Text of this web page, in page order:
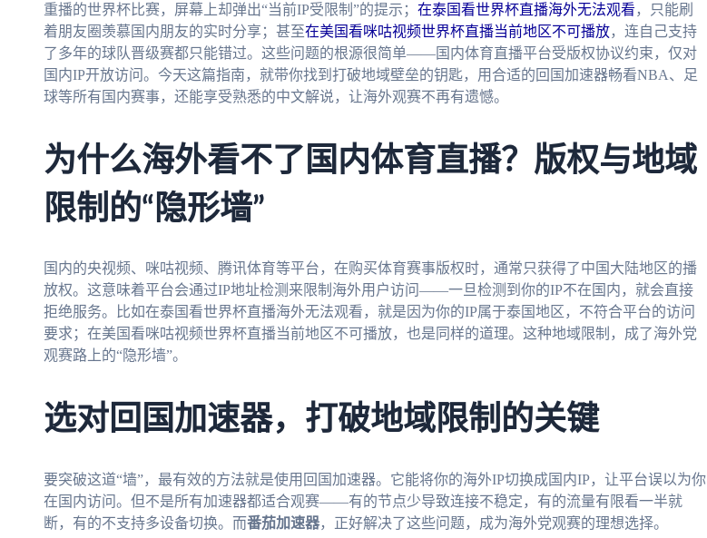
重播的世界杯比赛，屏幕上却弹出“当前IP受限制”的提示； 在泰国看世界杯直播海外无法观看 ，只能刷
着朋友圈羡慕国内朋友的实时分享；甚至在美国看咪咕视频世界杯直播当前地区不可播放，连自己支持
了多年的球队晋级赛都只能错过。这些问题的根源很简单——国内体育直播平台受版权协议约束，仅对
国内IP开放访问。今天这篇指南，就带你找到打破地域壁垒的钥匙，用合适的回国加速器畅看NBA、足
球等所有国内赛事，还能享受熟悉的中文解说，让海外观赛不再有遗憾。
为什么海外看不了国内体育直播？版权与地域
限制的“隐形墙”
国内的央视频、咪咕视频、腾讯体育等平台，在购买体育赛事版权时，通常只获得了中国大陆地区的播
放权。这意味着平台会通过IP地址检测来限制海外用户访问——一旦检测到你的IP不在国内，就会直接
拒绝服务。比如在泰国看世界杯直播海外无法观看，就是因为你的IP属于泰国地区，不符合平台的访问
要求；在美国看咪咕视频世界杯直播当前地区不可播放，也是同样的道理。这种地域限制，成了海外党
观赛路上的“隐形墙”。
选对回国加速器，打破地域限制的关键
要突破这道“墙”，最有效的方法就是使用回国加速器。它能将你的海外IP切换成国内IP，让平台误以为你
在国内访问。但不是所有加速器都适合观赛——有的节点少导致连接不稳定，有的流量有限看一半就
断，有的不支持多设备切换。而番茄加速器，正好解决了这些问题，成为海外党观赛的理想选择。